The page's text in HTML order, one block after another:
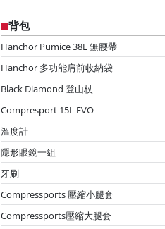
背包
Hanchor Pumice 38L 無腰帶
Hanchor 多功能肩前收納袋
Black Diamond 登山杖
Compresport 15L EVO
溫度計
隱形眼鏡一組
牙刷
Compressports 壓縮小腿套
Compressports壓縮大腿套